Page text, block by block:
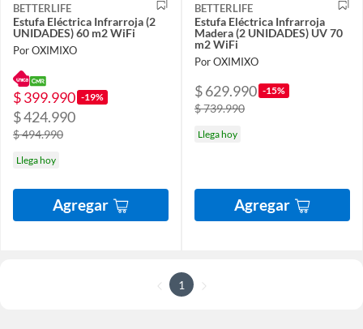
BETTERLIFE
Estufa Eléctrica Infrarroja (2
UNIDADES) 60 m2 WiFi
Por OXIMIXO
$ 399.990 -19%
$ 424.990
$ 494.990
Llega hoy
Agregar
BETTERLIFE
Estufa Eléctrica Infrarroja
Madera (2 UNIDADES) UV 70
m2 WiFi
Por OXIMIXO
$ 629.990 -15%
$ 739.990
Llega hoy
Agregar
1